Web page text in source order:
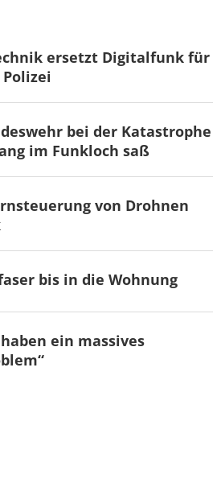
ersetzt Digitalfunk für
bei der Katastrophe
im Funkloch saß
von Drohnen
bis in die Wohnung
ein massives